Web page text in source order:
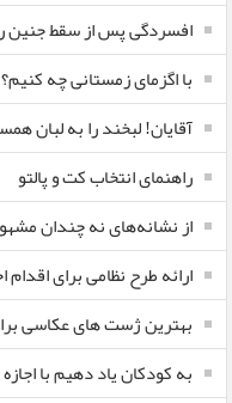
افسردگی پس از سقط جنین
با اگزمای زمستانی چه کنیم؟
آقایان! لبخند را به لبان
راهنمای انتخاب کت و پالتو
از نشانه‌های نه چندان
ارائه طرح نظامی برای اقدام
بهترین ژست های عکاسی
به کودکان یاد دهیم با